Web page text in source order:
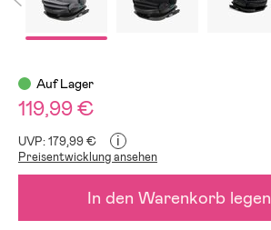
Auf Lager
119,99 €
UVP: 179,99 € i
Preisentwicklung ansehen
In den Warenkorb legen